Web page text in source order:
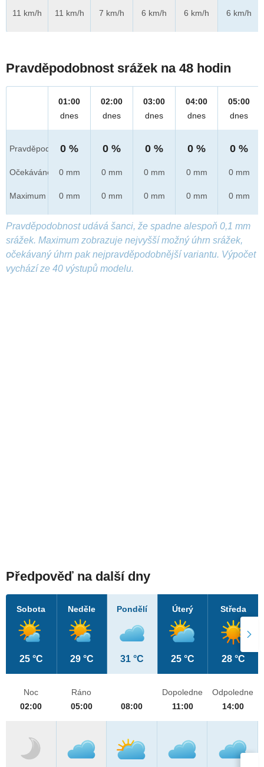
11 km/h
11 km/h
7 km/h
6 km/h
6 km/h
6 km/h
Pravděpodobnost srážek na 48 hodin
Pravděpod.
Očekáváno
Maximum
01:00
dnes
0 %
0 mm
0 mm
02:00
dnes
0 %
0 mm
0 mm
03:00
dnes
0 %
0 mm
0 mm
04:00
dnes
0 %
0 mm
0 mm
05:00
dnes
0 %
0 mm
0 mm
Pravděpodobnost udává šanci, že spadne alespoň 0,1 mm
srážek. Maximum zobrazuje nejvyšší možný úhrn srážek,
očekávaný úhrn pak nejpravděpodobnější variantu. Výpočet
vychází ze 40 výstupů modelu.
Předpověď na další dny
Sobota
25 °C
Neděle
29 °C
Pondělí
31 °C
Úterý
25 °C
Středa
28 °C
Noc
02:00
Ráno
05:00
08:00
Dopoledne
11:00
Odpoledne
14:00